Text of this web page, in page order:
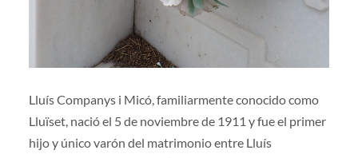
Lluís Companys i Micó, familiarmente conocido como
Lluïset, nació el 5 de noviembre de 1911 y fue el primer
hijo y único varón del matrimonio entre Lluís